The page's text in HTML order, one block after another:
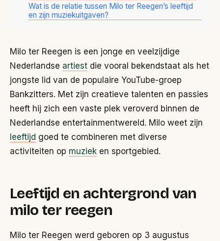
Wat is de relatie tussen Milo ter Reegen’s leeftijd
en zijn muziekuitgaven?
Milo ter Reegen is een jonge en veelzijdige
Nederlandse artiest die vooral bekendstaat als het
jongste lid van de populaire YouTube-groep
Bankzitters. Met zijn creatieve talenten en passies
heeft hij zich een vaste plek veroverd binnen de
Nederlandse entertainmentwereld. Milo weet zijn
leeftijd goed te combineren met diverse
activiteiten op muziek en sportgebied.
Leeftijd en achtergrond van
milo ter reegen
Milo ter Reegen werd geboren op 3 augustus